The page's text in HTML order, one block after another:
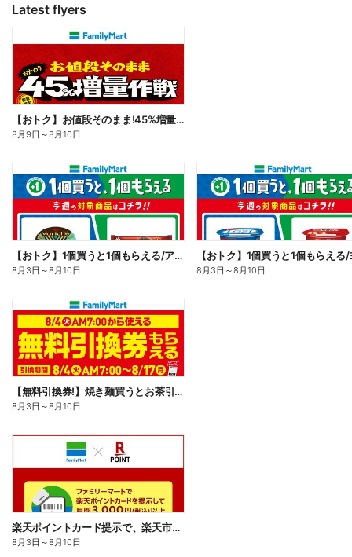
Latest flyers
【おトク】お値段そのまま!45%増量作戦!
8月9日 ～8月10日
【おトク】1個買うと1個もらえる/アイス
8月3日 ～8月10日 8月3日 ～8月10日
【無料引換券!】焼き麺買うとお茶引換券貰える!
8月3日 ～8月10日
楽天ポイントカード提示で、楽天市場でのお買い物がおトクに!
8月3日 ～8月10日